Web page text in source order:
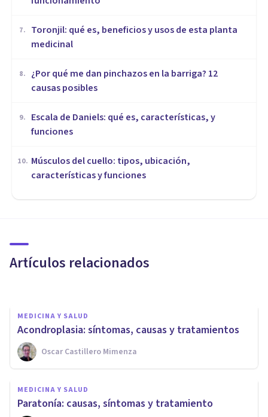
7.
Toronjil: qué es, beneficios y usos de esta planta
medicinal
8.
¿Por qué me dan pinchazos en la barriga? 12
causas posibles
9.
Escala de Daniels: qué es, características, y
funciones
10. Músculos del cuello: tipos, ubicación,
características y funciones
Artículos relacionados
Adinamia: características y
movimiento
MEDICINA Y SALUD
Acondroplasia: síntomas, causas y tratamientos
Oscar Castillero Mimenza
MEDICINA Y SALUD
Paratonía: causas, síntomas y tratamiento
MEDICINA Y SALUD
Cefalea tensional: causas,
síntomas y tratamiento